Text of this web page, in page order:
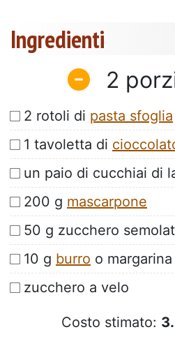
Ingredienti
2
2 rotoli di pasta sfoglia
1 tavoletta di
un paio di cucchiai di
200 g mascarpone
50 g zucchero
10 g burro o margarina
zucchero a velo
Costo stimato: